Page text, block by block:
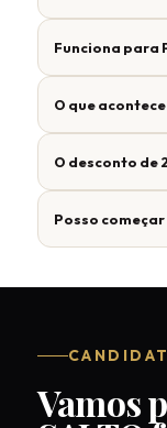
Funciona para
O que
O desconto de
Posso
Vamos